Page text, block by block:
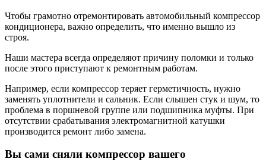
Чтобы грамотно отремонтировать автомобильный компрессор
кондиционера, важно определить, что именно вышло из
строя.
Наши мастера всегда определяют причину поломки и только
после этого приступают к ремонтным работам.
Например, если компрессор теряет герметичность, нужно
заменять уплотнители и сальник. Если слышен стук и шум, то
проблема в поршневой группе или подшипника муфты. При
отсутствии срабатывания электромагнитной катушки
производится ремонт либо замена.
Вы сами сняли компрессор вашего